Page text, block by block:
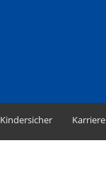
Kindersicher Karriere